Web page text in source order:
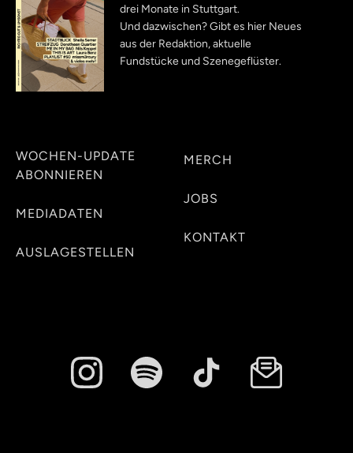
drei Monate in Stuttgart.
Und dazwischen? Gibt es hier Neues
aus der Redaktion, aktuelle
Fundstücke und Szenegeflüster.
WOCHEN-UPDATE
ABONNIEREN
MEDIADATEN
AUSLAGESTELLEN
MERCH
JOBS
KONTAKT